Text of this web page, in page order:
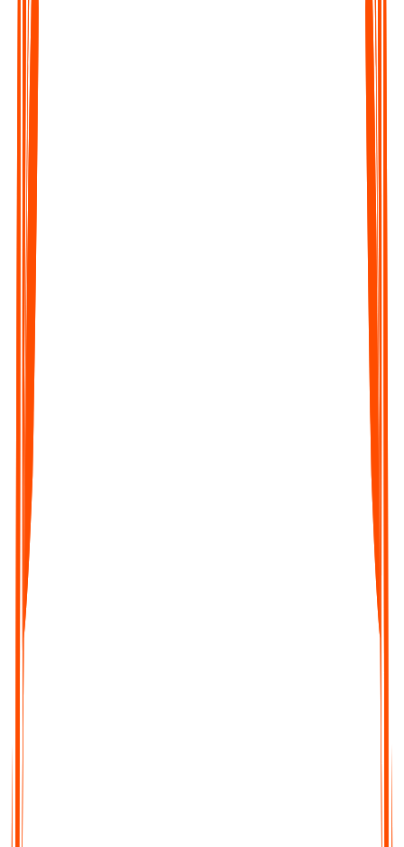
Eine Spanisch-Audiodatei hochladen
Klicken Sie auf die Schaltfläche Datei hochladen in der Web-
App oder der mobilen App und laden Sie die Audiodatei hoch.